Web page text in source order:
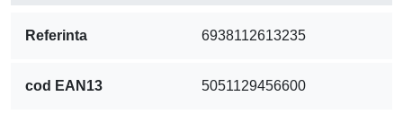
Referinta 6938112613235
cod EAN13 5051129456600